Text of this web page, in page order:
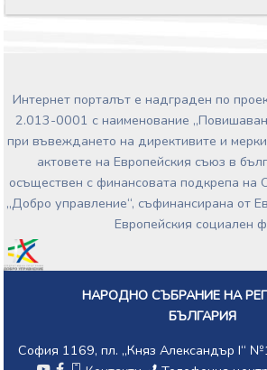
Интернет порталът е надграден по
2.013-0001 с наименование
при въвеждането на директивите и
актовете на Европейския съюз в
осъществен с финансовата подкрепа на
„Добро управление“, съфинансирана от
Европейския социален
НАРОДНО СЪБРАНИЕ НА
БЪЛГАРИЯ
София 1169, пл. „Княз Александър I“